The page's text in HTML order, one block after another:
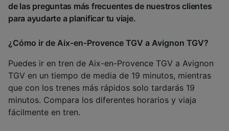
de las preguntas más frecuentes de nuestros clientes
para ayudarte a planificar tu viaje.
¿Cómo ir de Aix-en-Provence TGV a Avignon TGV?
Puedes ir en tren de Aix-en-Provence TGV a Avignon
TGV en un tiempo de media de 19 minutos, mientras
que con los trenes más rápidos solo tardarás 19
minutos. Compara los diferentes horarios y viaja
fácilmente en tren.